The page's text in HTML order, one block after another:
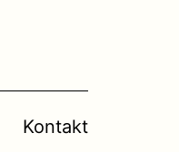
Kontakt